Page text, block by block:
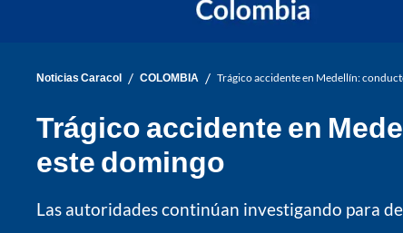
Noticias Caracol / COLOMBIA / Trágico accidente en Medellín:
Trágico accidente en
este domingo
Las autoridades continúan investigando para